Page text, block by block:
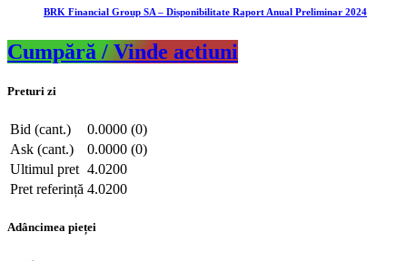
BRK Financial Group SA – Disponibilitate Raport Anual Preliminar 2024
Cumpără / Vinde actiuni
Preturi zi
Bid (cant.)
0.0000 (0)
Ask (cant.)
0.0000 (0)
Ultimul pret 4.0200
Pret referință 4.0200
Adâncimea pieței